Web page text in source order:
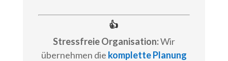
👍
Stressfreie Organisation:Wir
übernehmen die komplette Planung